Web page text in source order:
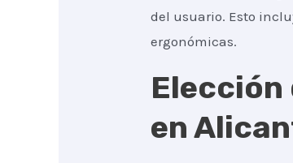
del usuario. Esto
ergonómicas.
Elección
en